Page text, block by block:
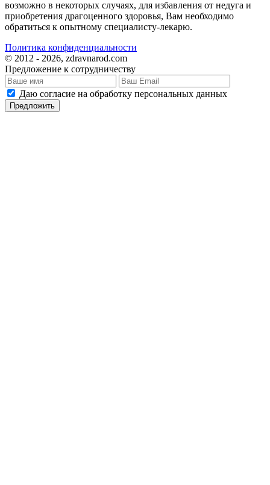
возможно в некоторых случаях, для избавления от недуга и
приобретения драгоценного здоровья, Вам необходимо
обратиться к опытному специалисту-лекарю.
Политика конфиденциальности
© 2012 - 2026, zdravnarod.com
Предложение к сотрудничеству
Даю согласие на обработку персональных данных